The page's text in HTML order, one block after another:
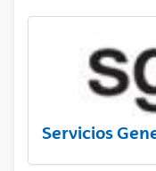
Servicios